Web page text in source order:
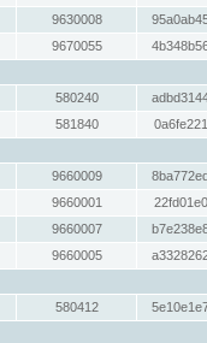
9630008
9670055
580240
581840
9660009
9660001
9660007
9660005
580412